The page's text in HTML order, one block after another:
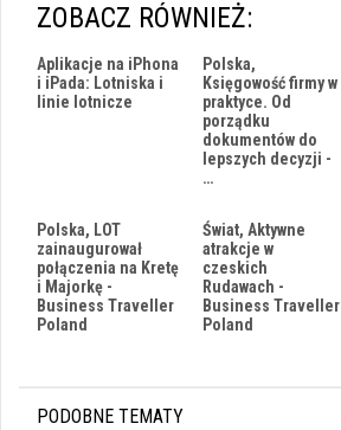
ZOBACZ RÓWNIEŻ:
Aplikacje na iPhona
i iPada: Lotniska i
linie lotnicze
Polska,
Księgowość firmy w
praktyce. Od
porządku
dokumentów do
lepszych decyzji -
…
Polska, LOT
zainaugurował
połączenia na Kretę
i Majorkę -
Business Traveller
Poland
Świat, Aktywne
atrakcje w
czeskich
Rudawach -
Business Traveller
Poland
PODOBNE TEMATY